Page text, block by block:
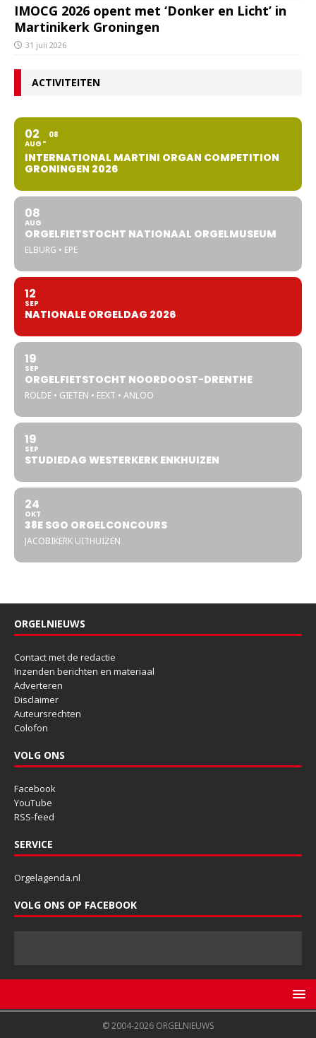
IMOCG 2026 opent met ‘Donker en Licht’ in
Martinikerk Groningen
31 juli 2026
ACTIVITEITEN
02
AUG
08
INTERNATIONAL MARTINI ORGAN COMPETITION
GRONINGEN 2026
08
AUG
ORGELFIETSTOCHT NATIONAAL ORGELMUSEUM
ELBURG • EPE
12
SEP
NATIONALE ORGELDAG 2026
19
SEP
ORGELFIETSTOCHT NOORDOOST-DRENTHE
ROLDE • GIETEN • EEXT • ANLOO
19
SEP
STUDIEDAG WESTERKERK ENKHUIZEN
24
OKT
38E SGO ORGELCONCOURS
JACOBIKERK UITHUIZEN
ORGELNIEUWS
Contact met de redactie
Inzenden berichten en materiaal
Adverteren
Disclaimer
Auteursrechten
Colofon
VOLG ONS
Facebook
YouTube
RSS-feed
SERVICE
Orgelagenda.nl
VOLG ONS OP FACEBOOK
© 2004-2026 ORGELNIEUWS